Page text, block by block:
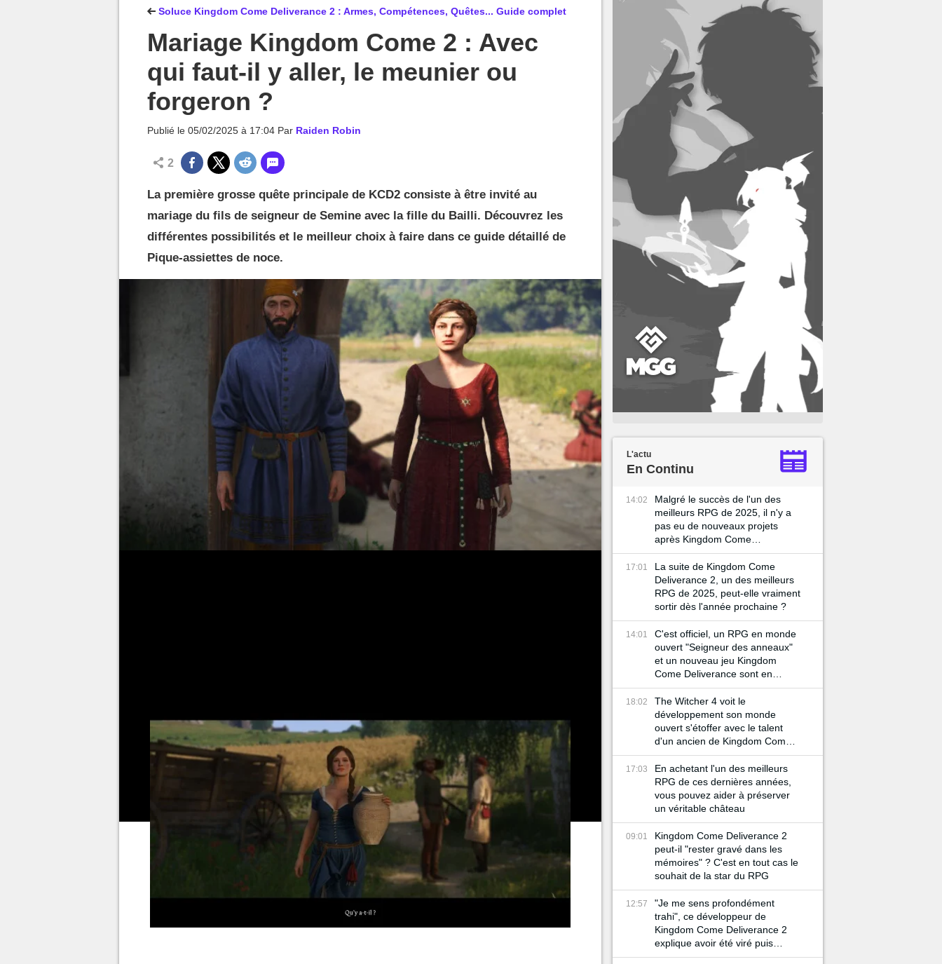
Soluce Kingdom Come Deliverance 2 : Armes, Compétences, Quêtes... Guide complet
Mariage Kingdom Come 2 : Avec
qui faut-il y aller, le meunier ou
forgeron ?
Publié le 05/02/2025 à 17:04 Par Raiden Robin
2
La première grosse quête principale de KCD2 consiste à être invité au
mariage du fils de seigneur de Semine avec la fille du Bailli. Découvrez les
différentes possibilités et le meilleur choix à faire dans ce guide détaillé de
Pique-assiettes de noce.
L'actu
En Continu
14:02
Malgré le succès de l'un des
meilleurs RPG de 2025, il n'y a
pas eu de nouveaux projets
après Kingdom Come
Deliverance 2
17:01
La suite de Kingdom Come
Deliverance 2, un des meilleurs
RPG de 2025, peut-elle vraiment
sortir dès l'année prochaine ?
14:01
C'est officiel, un RPG en monde
ouvert "Seigneur des anneaux"
et un nouveau jeu Kingdom
Come Deliverance sont en
préparation !
18:02
The Witcher 4 voit le
développement son monde
ouvert s'étoffer avec le talent
d'un ancien de Kingdom Come
Deliverance 2
17:03
En achetant l'un des meilleurs
RPG de ces dernières années,
vous pouvez aider à préserver
un véritable château
09:01
Kingdom Come Deliverance 2
peut-il "rester gravé dans les
mémoires" ? C'est en tout cas le
souhait de la star du RPG
12:57
"Je me sens profondément
trahi", ce développeur de
Kingdom Come Deliverance 2
explique avoir été viré puis
remplacé par une IA